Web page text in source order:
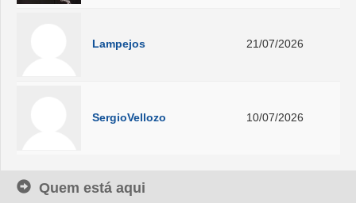
Lampejos 21/07/2026
SergioVellozo 10/07/2026
Quem está aqui